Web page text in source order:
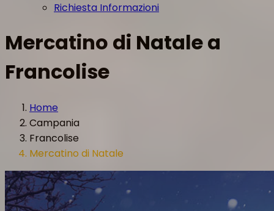
Richiesta Informazioni
Mercatino di Natale a
Francolise
Home
Campania
Francolise
Mercatino di Natale